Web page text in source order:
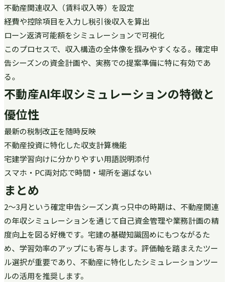
不動産関連収入（賃料収入等）を設定
経費や控除項目を入力し税引後収入を算出
ローン返済可能額をシミュレーションで可視化
このプロセスで、収入構造の全体像を掴みやすくなる。確定申
告シーズンの資金計画や、実務での提案準備に特に有効であ
る。
不動産AI年収シミュレーションの特徴と
優位性
最新の税制改正を随時反映
不動産投資に特化した収支計算機能
宅建学習向けに分かりやすい用語説明添付
スマホ・PC両対応で時間・場所を選ばない
まとめ
2〜3月という確定申告シーズン真っ只中の時期は、不動産関連
の年収シミュレーションを通じて自己資金管理や業務計画の精
度向上を図る好機です。宅建の基礎知識固めにもつながるた
め、学習効率のアップにも寄与します。評価軸を踏まえたツー
ル選択が重要であり、不動産に特化したシミュレーションツー
ルの活用を推奨します。